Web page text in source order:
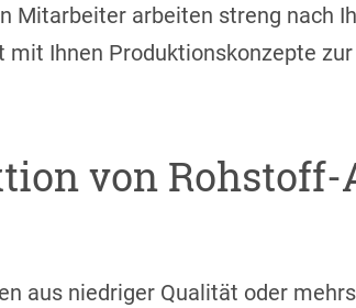
Mitarbeiter arbeiten streng nach
Ihnen Produktionskonzepte
von
aus niedriger Qualität oder